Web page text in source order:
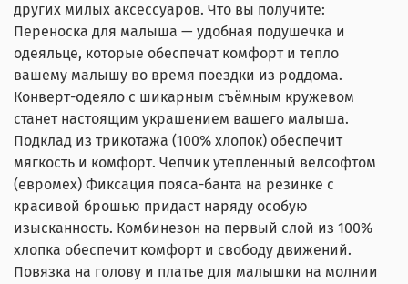
других милых аксессуаров. Что вы получите:
Переноска для малыша — удобная подушечка и
одеяльце, которые обеспечат комфорт и тепло
вашему малышу во время поездки из роддома.
Конверт-одеяло с шикарным съёмным кружевом
станет настоящим украшением вашего малыша.
Подклад из трикотажа (100% хлопок) обеспечит
мягкость и комфорт. Чепчик утепленный велсофтом
(евромех) Фиксация пояса-банта на резинке с
красивой брошью придаст наряду особую
изысканность. Комбинезон на первый слой из 100%
хлопка обеспечит комфорт и свободу движений.
Повязка на голову и платье для малышки на молнии